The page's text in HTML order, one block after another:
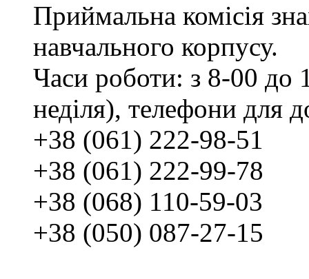
Приймальна комісія
навчального корпусу.
Часи роботи: з 8-00 до
неділя), телефони для
+38 (061) 222-98-51
+38 (061) 222-99-78
+38 (068) 110-59-03
+38 (050) 087-27-15